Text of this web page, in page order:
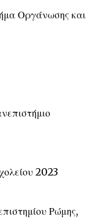
Οργάνωσης και
2023
Ρώμης,